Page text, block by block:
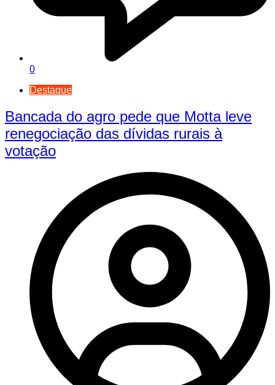
0
Destaque
Bancada do agro pede que Motta leve
renegociação das dívidas rurais à
votação